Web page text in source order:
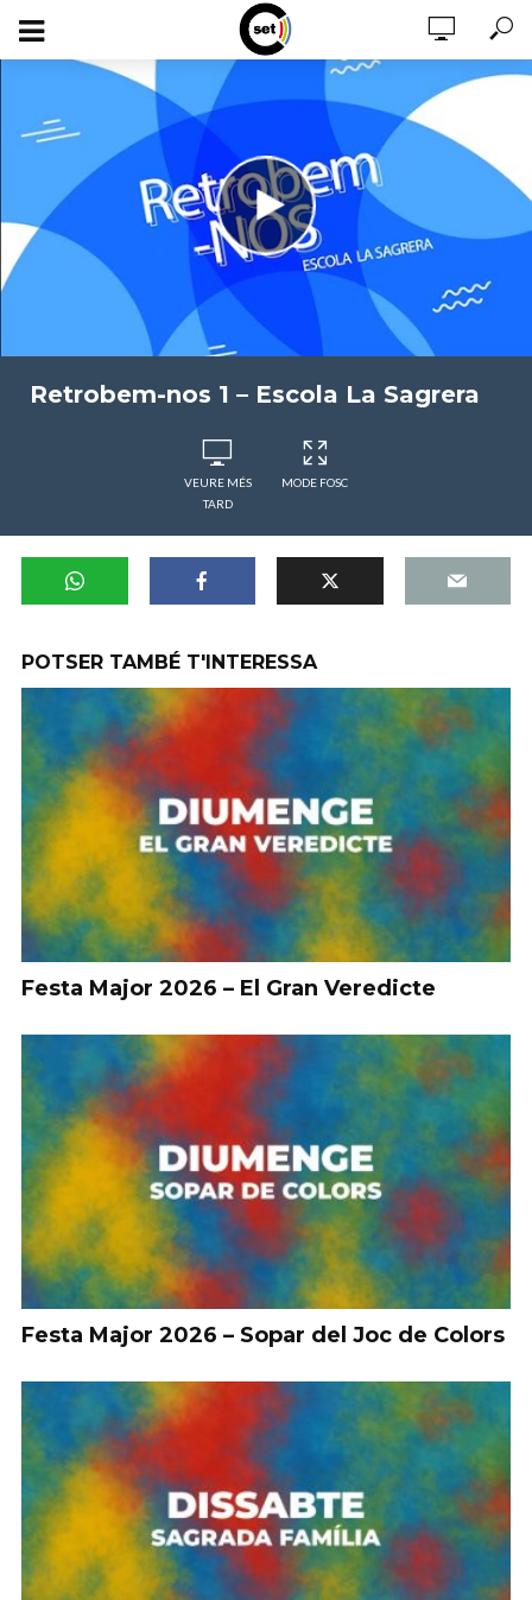
Retrobem-nos 1 – Escola La Sagrera
VEURE MÉS
TARD
MODE FOSC
POTSER TAMBÉ T'INTERESSA
Festa Major 2026 – El Gran Veredicte
Festa Major 2026 – Sopar del Joc de Colors